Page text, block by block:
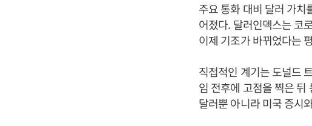
주요 통화 대비 달러 가
어졌다. 달러인덱스는 코
이제 기조가 바뀌었다는
직접적인 계기는 도널드
임 전후에 고점을 찍은 뒤
달러뿐 아니라 미국 증시